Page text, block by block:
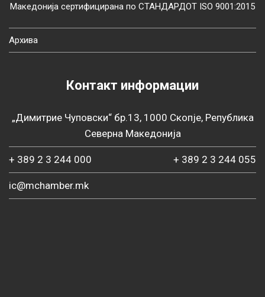
Македонија сертифицирана по СТАНДАРДОТ ISO 9001:2015
Архива
Контакт информации
„Димитрие Чуповски“ бр.13, 1000 Скопје, Република
Северна Македонија
+ 389 2 3 244 000 + 389 2 3 244 055
ic@mchamber.mk